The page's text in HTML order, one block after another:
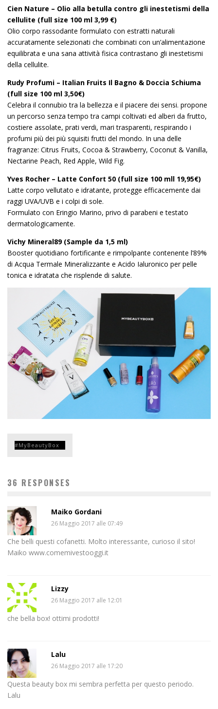
Cien Nature – Olio alla betulla contro gli inestetismi della
cellulite (full size 100 ml 3,99 €)
Olio corpo rassodante formulato con estratti naturali
accuratamente selezionati che combinati con un’alimentazione
equilibrata e una sana attività fisica contrastano gli inestetismi
della cellulite.
Rudy Profumi – Italian Fruits Il Bagno & Doccia Schiuma
(full size 100 ml 3,50€)
Celebra il connubio tra la bellezza e il piacere dei sensi. propone
un percorso senza tempo tra campi coltivati ed alberi da frutto,
costiere assolate, prati verdi, mari trasparenti, respirando i
profumi più dei più squisiti frutti del mondo. In una delle
fragranze: Citrus Fruits, Cocoa & Strawberry, Coconut & Vanilla,
Nectarine Peach, Red Apple, Wild Fig.
Yves Rocher – Latte Confort 50 (full size 100 mll 19,95€)
Latte corpo vellutato e idratante, protegge efficacemente dai
raggi UVA/UVB e i colpi di sole.
Formulato con Eringio Marino, privo di parabeni e testato
dermatologicamente.
Vichy Mineral89 (Sample da 1,5 ml)
Booster quotidiano fortificante e rimpolpante contenente l’89%
di Acqua Termale Mineralizzante e Acido Ialuronico per pelle
tonica e idratata che risplende di salute.
MyBeautyBox
36 RESPONSES
Maiko Gordani
26 Maggio 2017 alle 07:49
Che belli questi cofanetti. Molto interessante, curioso il sito!
Maiko www.comemivestooggi.it
Lizzy
26 Maggio 2017 alle 12:01
che bella box! ottimi prodotti!
Lalu
26 Maggio 2017 alle 17:20
Questa beauty box mi sembra perfetta per questo periodo.
Lalu